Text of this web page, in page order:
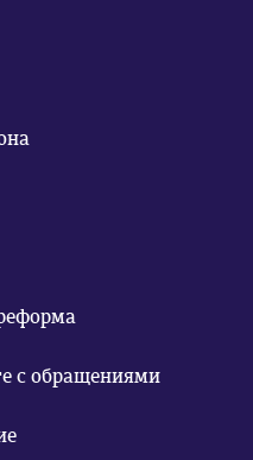
с обращениями